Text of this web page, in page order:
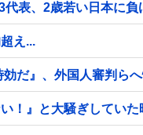
代表、2歳若い日本に負
え...
効だ』、外国人審判
！』と大騒ぎしてい